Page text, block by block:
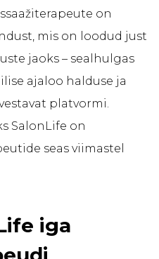
on
mis on loodud just
jaoks – sealhulgas
ajaloo halduse ja
platvormi.
SalonLife on
seas viimastel
iga